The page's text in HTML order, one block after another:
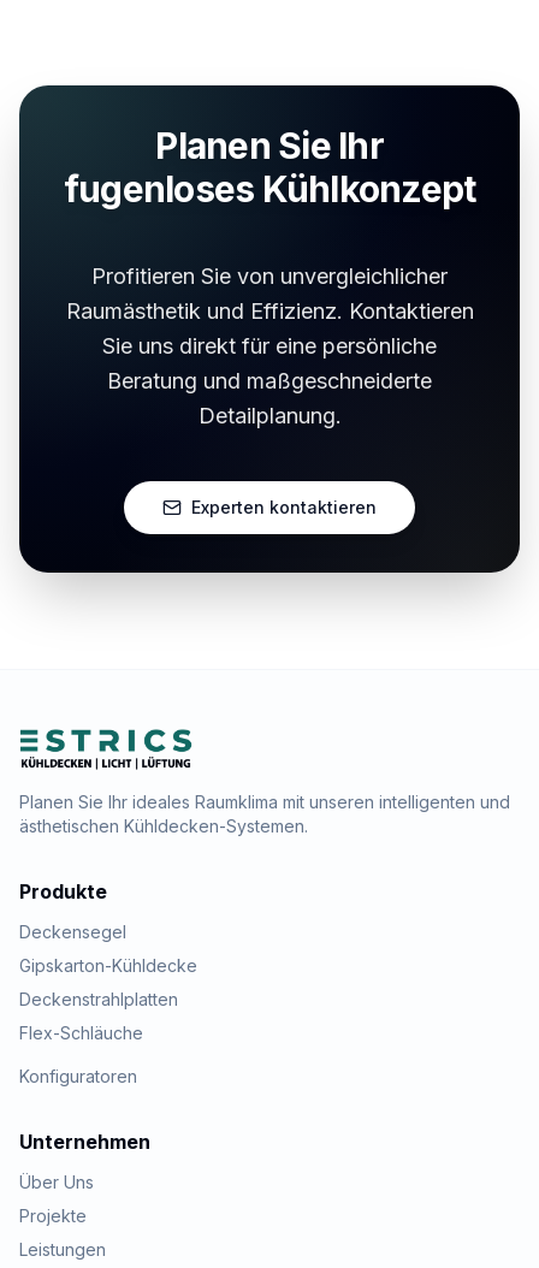
Planen Sie Ihr
fugenloses Kühlkonzept
Profitieren Sie von unvergleichlicher
Raumästhetik und Effizienz. Kontaktieren
Sie uns direkt für eine persönliche
Beratung und maßgeschneiderte
Detailplanung.
Experten kontaktieren
Planen Sie Ihr ideales Raumklima mit unseren intelligenten und
ästhetischen Kühldecken-Systemen.
Produkte
Deckensegel
Gipskarton-Kühldecke
Deckenstrahlplatten
Flex-Schläuche
Konfiguratoren
Unternehmen
Über Uns
Projekte
Leistungen